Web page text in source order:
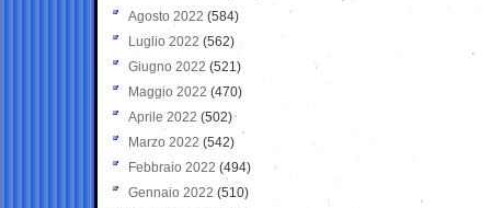
Agosto 2022 (584)
Luglio 2022 (562)
Giugno 2022 (521)
Maggio 2022 (470)
Aprile 2022 (502)
Marzo 2022 (542)
Febbraio 2022 (494)
Gennaio 2022 (510)